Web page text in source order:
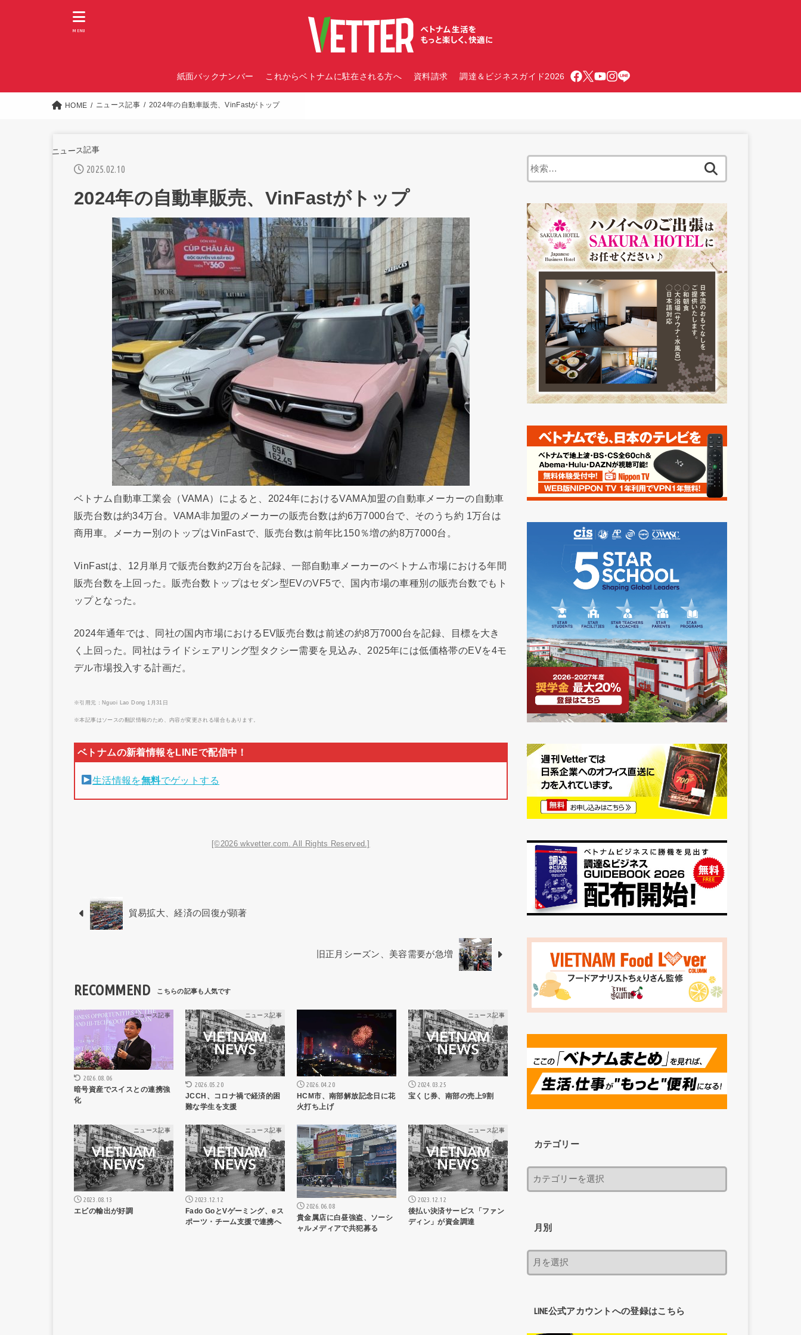
紙面バックナンバー これからベトナムに駐在される方へ 資料請求 調達＆ビジネスガイド2026
MENU
HOME ニュース記事 2024年の自動車販売、VinFastがトップ
ニュース記事
2025.02.10
2024年の自動車販売、VinFastがトップ
ベトナム自動車工業会（VAMA）によると、2024年におけるVAMA加盟の自動車メーカーの自動車
販売台数は約34万台。VAMA非加盟のメーカーの販売台数は約6万7000台で、そのうち約 1万台は
商用車。メーカー別のトップはVinFastで、販売台数は前年比150％増の約8万7000台。
VinFastは、12月単月で販売台数約2万台を記録、一部自動車メーカーのベトナム市場における年間
販売台数を上回った。販売台数トップはセダン型EVのVF5で、国内市場の車種別の販売台数でもト
ップとなった。
2024年通年では、同社の国内市場におけるEV販売台数は前述の約8万7000台を記録、目標を大き
く上回った。同社はライドシェアリング型タクシー需要を見込み、2025年には低価格帯のEVを4モ
デル市場投入する計画だ。
※引用元：Nguoi Lao Dong 1月31日
※本記事はソースの翻訳情報のため、内容が変更される場合もあります。
生活情報を無料でゲットする
[©2026 wkvetter.com. All Rights Reserved.]
貿易拡大、経済の回復が顕著
旧正月シーズン、美容需要が急増
RECOMMEND
ニュース記事
2026.08.06
暗号資産でスイスとの連携強
化
ニュース記事
2026.05.20
JCCH、コロナ禍で経済的困
難な学生を支援
ニュース記事
2026.04.20
HCM市、南部解放記念日に花
火打ち上げ
ニュース記事
2024.03.25
宝くじ券、南部の売上9割
ニュース記事
2023.08.13
エビの輸出が好調
ニュース記事
2023.12.12
Fado GoとVゲーミング、eス
ポーツ・チーム支援で連携へ
ニュース記事
2026.06.08
貴金属店に白昼強盗、ソーシ
ャルメディアで共犯募る
ニュース記事
2023.12.12
後払い決済サービス「ファン
ディン」が資金調達
カテゴリー
月別
LINE公式アカウントへの登録はこちら